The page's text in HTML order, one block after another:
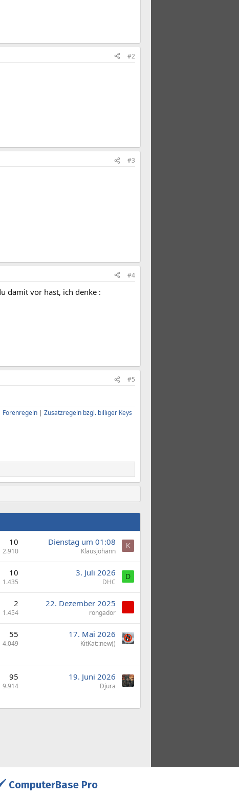
#2
#3
#4
damit vor hast, ich denke :
#5
Forenregeln | Zusatzregeln bzgl. billiger Keys
10
2.910
Dienstag um 01:08
Klausjohann
K
10
1.435
3. Juli 2026
DHC
D
2
1.454
22. Dezember 2025
rongador
55
4.049
17. Mai 2026
KitKat::new()
95
9.914
19. Juni 2026
Djura
ComputerBase Pro